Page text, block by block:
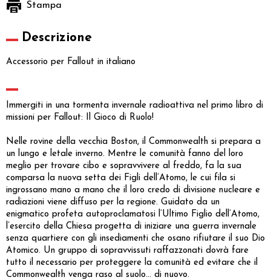
Stampa
Descrizione
Accessorio per Fallout in italiano
Immergiti in una tormenta invernale radioattiva nel primo libro di
missioni per Fallout: Il Gioco di Ruolo!
Nelle rovine della vecchia Boston, il Commonwealth si prepara a
un lungo e letale inverno. Mentre le comunità fanno del loro
meglio per trovare cibo e sopravvivere al freddo, fa la sua
comparsa la nuova setta dei Figli dell’Atomo, le cui fila si
ingrossano mano a mano che il loro credo di divisione nucleare e
radiazioni viene diffuso per la regione. Guidato da un
enigmatico profeta autoproclamatosi l’Ultimo Figlio dell’Atomo,
l’esercito della Chiesa progetta di iniziare una guerra invernale
senza quartiere con gli insediamenti che osano rifiutare il suo Dio
Atomico. Un gruppo di sopravvissuti raffazzonati dovrà fare
tutto il necessario per proteggere la comunità ed evitare che il
Commonwealth venga raso al suolo… di nuovo.